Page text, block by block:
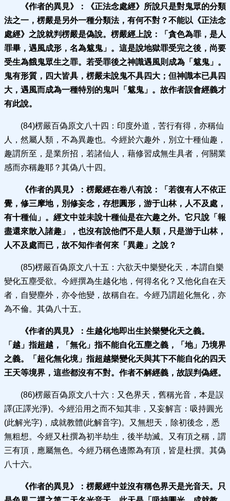
《作者的異見》：
《正法念處經》所說只是對鬼眾的分類
法之一，楞嚴是另外一種分類法，有何不對？不能以《正法念
處經》之說就判楞嚴是偽說。楞嚴經上說：「貪色為罪，是人
罪畢，遇風成形，名為魃鬼」。這是說地獄罪受完之後，尚要
受生為餓鬼眾生之罪。若受罪後之神識遇風則成為「魃鬼」。
鬼有形質，四大皆具，楞嚴未說鬼不具四大；但神識本已具四
大，遇風而成為一種特別的鬼叫「魃鬼」。故作者誤會經義才
有此說。
(84)楞嚴百偽原文八十四：印度外道，苦行有得，亦稱仙
人，然屬人類，不為異趣也。今經於六趣外，別立十種仙趣，
趣謂所至，是業所招，若諸仙人，藉修習成無生具者，何關業
感而亦稱趣耶？其偽八十四。
《作者的異見》： 楞嚴經在卷八有說：「若復有人不依正
覺，修三摩地，別修妄念，存想圓形，游于山林，人不及處，
有十種仙」。經文中並未說十種仙是在六趣之外。它只說「報
盡還來散入諸趣」，也沒有說他們不是人類， 只是游于山林，
人不及處而已，故不知作者何來「異趣」之說？
(85)楞嚴百偽原文八十五：六欲天中樂變化天，本謂自樂
變化五塵受欲。今經撰為生越化地，何得名化？又他化自在天
者，自變塵外，亦令他變，故稱自在。今經乃謂超化無化，亦
為不倫。其偽八十五。
《作者的異見》： 生越化地即出生於樂變化天之義。
「越」指超越，「無化」指不能自化五塵之義，「地」乃境界
之義。「超化無化境」指超越樂變化天與其下不能自化的四天
王天等境界，這些都沒有不對。作者不解經義，故誤判偽經。
(86)楞嚴百偽原文八十六：又色界天，舊稱光音，本是誤
譯(正譯光淨)。今經沿用之而不知其非，又妄解言：吸持圓光
(此解光字)，成就教體(此解音字)。又無想天，除初後念，悉
無粗想。今經又杜撰為初半劫生，後半劫滅。又有頂之稱，謂
三有頂，應屬無色。今經乃稱色邊際為有頂，皆是杜撰。其偽
八十六。
《作者的異見》： 楞嚴經中並沒有稱色界天是光音天。
只